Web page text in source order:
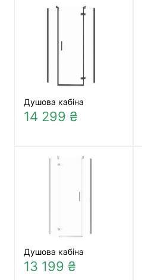
Душова кабіна
14 299 ₴
Душова кабіна
13 199 ₴